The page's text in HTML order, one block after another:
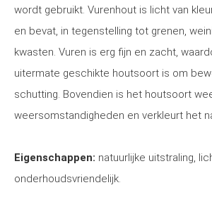
wordt gebruikt. Vurenhout is licht van
en bevat, in tegenstelling tot grenen,
kwasten. Vuren is erg fijn en zacht,
uitermate geschikte houtsoort is om
schutting. Bovendien is het houtsoort
weersomstandigheden en verkleurt het
Eigenschappen: natuurlijke uitstraling,
onderhoudsvriendelijk.